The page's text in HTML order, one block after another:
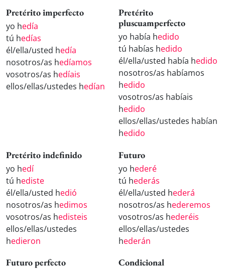
Pretérito imperfecto
yo hedía
tú hedías
él/ella/usted hedía
nosotros/as hedíamos
vosotros/as hedíais
ellos/ellas/ustedes hedían
Pretérito
pluscuamperfecto
yo había hedido
tú habías hedido
él/ella/usted había hedido
nosotros/as habíamos
hedido
vosotros/as habíais
hedido
ellos/ellas/ustedes habían
hedido
Pretérito indefinido
yo hedí
tú hediste
él/ella/usted hedió
nosotros/as hedimos
vosotros/as hedisteis
ellos/ellas/ustedes
hedieron
Futuro
yo hederé
tú hederás
él/ella/usted hederá
nosotros/as hederemos
vosotros/as hederéis
ellos/ellas/ustedes
hederán
Futuro perfecto Condicional